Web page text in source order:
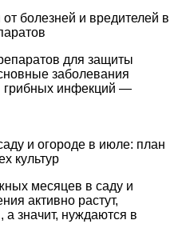
болезней и вредителей в
для защиты
заболевания
грибных инфекций —
и огороде в июле: план
культур
месяцев в саду и
активно растут,
значит, нуждаются в